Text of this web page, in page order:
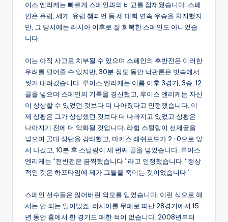
이스 엔리케는 빠르게 스페인과의 비교를 잠재웠습니다. 스페
인은 유럽, 세계, 유럽 챔피언 등 세 대회 연속 우승을 차지했지
만, 그 당시에는 러시아 이후로 잘 회복한 스페인도 아니었습
니다.
이는 아직 사고로 치부될 수 있으며 스페인의 후반전은 이러한
우려를 덜어줄 수 있지만, 30분 정도 동안 낙관론은 빗속에서
씻겨 내려갔습니다. 루이스 엔리케는 여름 이후 3경기, 3승, 12
골을 넣으며 스페인의 기록을 경신했고, 루이스 엔리케는 자신
이 상상할 수 있었던 것보다 더 나아졌다고 인정했습니다. 이
제 상황은 그가 상상했던 것보다 더 나빠지고 있었고 상황은
나아지기 전에 더 악화될 것입니다. 라힘 스털링이 선제골을
넣으며 골대 상단을 강타했고, 마커스 래쉬포드가 2-0으로 앞
서 나갔고, 10분 후 스털링이 세 번째 골을 넣었습니다. 루이스
엔리케는 “전반전은 끔찍했습니다.”라고 인정했습니다. “정상
적인 것은 하프타임에 제가 그들을 죽이는 것이었습니다.”
스페인 선수들은 잃어버린 외모를 입었습니다. 이런 식으로 해
서는 안 되는 일이었죠. 러시아를 무패로 떠난 28경기에서 15
년 동안 홈에서 한 경기도 패한 적이 없습니다. 2008년부터